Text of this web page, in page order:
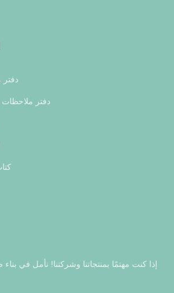
دفتر
إذا كنت مهتمًا بمنتجاتنا وشركتنا! نأمل في